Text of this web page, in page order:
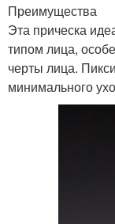
Преимущества
Эта прическа
типом лица,
черты лица.
минимального